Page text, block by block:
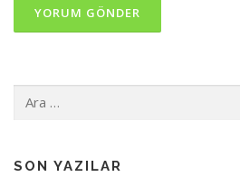
SON YAZILAR